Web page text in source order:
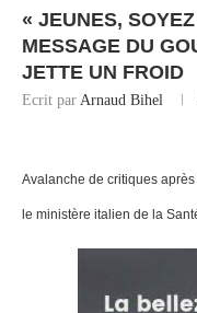
« JEUNES,
MESSAGE DU
JETTE UN FROID
Ecrit par Arnaud Bihel
Avalanche de critiques
le ministère italien de la